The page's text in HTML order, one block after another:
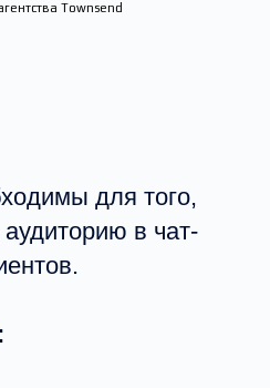
Townsend
для того,
в чат-